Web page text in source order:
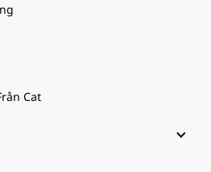
Cat